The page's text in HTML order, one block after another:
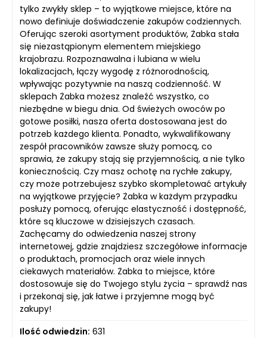
tylko zwykły sklep – to wyjątkowe miejsce, które na
nowo definiuje doświadczenie zakupów codziennych.
Oferując szeroki asortyment produktów, Żabka stała
się niezastąpionym elementem miejskiego
krajobrazu. Rozpoznawalna i lubiana w wielu
lokalizacjach, łączy wygodę z różnorodnością,
wpływając pozytywnie na naszą codzienność. W
sklepach Żabka możesz znaleźć wszystko, co
niezbędne w biegu dnia. Od świeżych owoców po
gotowe posiłki, nasza oferta dostosowana jest do
potrzeb każdego klienta. Ponadto, wykwalifikowany
zespół pracowników zawsze służy pomocą, co
sprawia, że zakupy stają się przyjemnością, a nie tylko
koniecznością. Czy masz ochotę na rychłe zakupy,
czy może potrzebujesz szybko skompletować artykuły
na wyjątkowe przyjęcie? Żabka w każdym przypadku
posłuży pomocą, oferując elastyczność i dostępność,
które są kluczowe w dzisiejszych czasach.
Zachęcamy do odwiedzenia naszej strony
internetowej, gdzie znajdziesz szczegółowe informacje
o produktach, promocjach oraz wiele innych
ciekawych materiałów. Żabka to miejsce, które
dostosowuje się do Twojego stylu życia – sprawdź nas
i przekonaj się, jak łatwe i przyjemne mogą być
zakupy!
Ilość odwiedzin: 631